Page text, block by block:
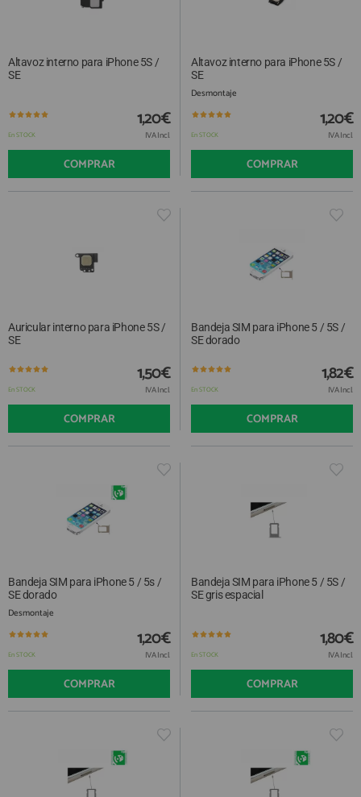
Altavoz interno para iPhone 5S /
SE
En STOCK
1,20€
IVA Incl.
COMPRAR
Altavoz interno para iPhone 5S /
SE
Desmontaje
En STOCK
1,20€
IVA Incl.
COMPRAR
Auricular interno para iPhone 5S /
SE
En STOCK
1,50€
IVA Incl.
COMPRAR
Bandeja SIM para iPhone 5 / 5S /
SE dorado
En STOCK
1,82€
IVA Incl.
COMPRAR
Bandeja SIM para iPhone 5 / 5s /
SE dorado
Desmontaje
En STOCK
1,20€
IVA Incl.
COMPRAR
Bandeja SIM para iPhone 5 / 5S /
SE gris espacial
En STOCK
1,80€
IVA Incl.
COMPRAR